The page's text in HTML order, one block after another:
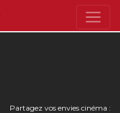
Partagez vos envies cinéma :